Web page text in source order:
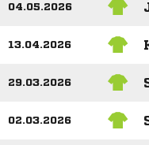
04.05.2026
13.04.2026
29.03.2026
02.03.2026